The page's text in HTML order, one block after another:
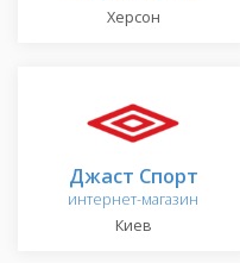
Херсон
Джаст Спорт
интернет-магазин
Киев